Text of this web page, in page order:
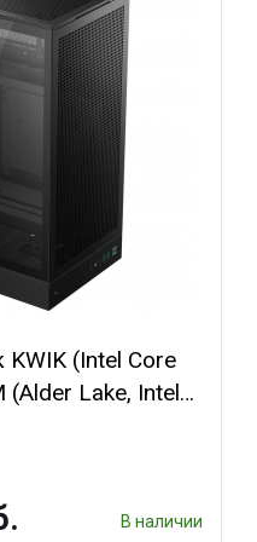
(Intel Core
(Alder Lake, Intel
64 ГБ ОЗУ/ Ninja
В наличии